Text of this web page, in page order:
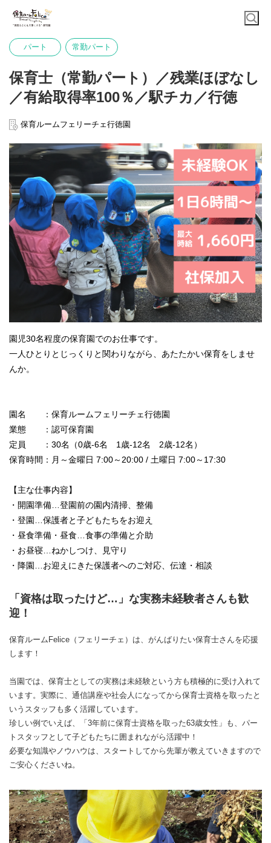
パート 常勤パート
保育士（常勤パート）／残業ほぼなし
／有給取得率100％／駅チカ／行徳
保育ルームフェリーチェ行徳園
園児30名程度の保育園でのお仕事です。
一人ひとりとじっくりと関わりながら、あたたかい保育をしませ
んか。
園名 ：保育ルームフェリーチェ行徳園
業態 ：認可保育園
定員 ：30名（0歳-6名 1歳-12名 2歳-12名）
保育時間：月～金曜日 7:00～20:00 / 土曜日 7:00～17:30
【主な仕事内容】
・開園準備…登園前の園内清掃、整備
・登園…保護者と子どもたちをお迎え
・昼食準備・昼食…食事の準備と介助
・お昼寝…ねかしつけ、見守り
・降園…お迎えにきた保護者へのご対応、伝達・相談
「資格は取ったけど…」な実務未経験者さんも歓
迎！
保育ルームFelice（フェリーチェ）は、がんばりたい保育士さんを応援
します！
当園では、保育士としての実務は未経験という方も積極的に受け入れて
います。実際に、通信講座や社会人になってから保育士資格を取ったと
いうスタッフも多く活躍しています。
珍しい例でいえば、「3年前に保育士資格を取った63歳女性」も、パー
トスタッフとして子どもたちに囲まれながら活躍中！
必要な知識やノウハウは、スタートしてから先輩が教えていきますので
ご安心くださいね。